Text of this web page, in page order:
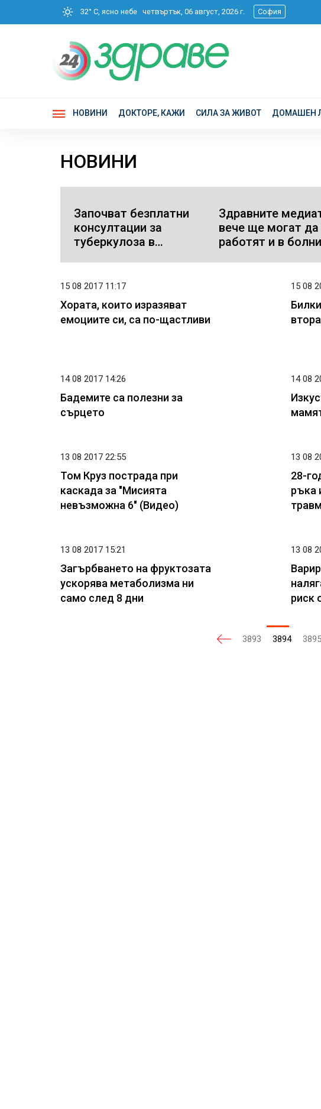
32° C, ясно небе четвъртък, 06 август, 2026 г. София
НОВИНИ ДОКТОРЕ, КАЖИ СИЛА ЗА ЖИВОТ ДОМАШЕН
НОВИНИ
Започват безплатни
консултации за
туберкулоза в
Здравните
вече ще могат да
работят и в
15 08 2017 11:17
Хората, които изразяват
емоциите си, са по-щастливи
15 08
14 08 2017 14:26
Бадемите са полезни за
сърцето
14 08
13 08 2017 22:55
Том Круз пострада при
каскада за "Мисията
невъзможна 6" (Видео)
13 08
28-
ръка
13 08 2017 15:21
Загърбването на фруктозата
ускорява метаболизма ни
само след 8 дни
13 08
риск
3893 3894 3895